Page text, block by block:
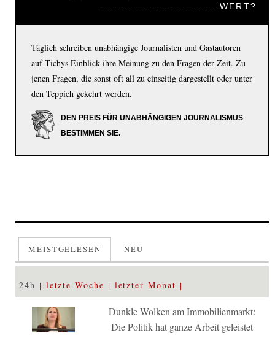
WERT?
Täglich schreiben unabhängige Journalisten und Gastautoren
auf Tichys Einblick ihre Meinung zu den Fragen der Zeit. Zu
jenen Fragen, die sonst oft all zu einseitig dargestellt oder unter
den Teppich gekehrt werden.
DEN PREIS FÜR UNABHÄNGIGEN JOURNALISMUS
BESTIMMEN SIE.
MEISTGELESEN NEU
24h letzte Woche letzter Monat
Dunkle Wolken am Immobilienmarkt:
Die Politik hat ganze Arbeit geleistet